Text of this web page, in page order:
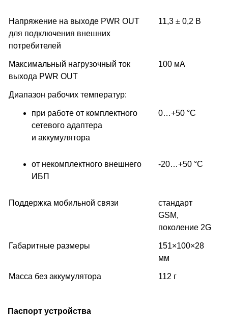
Напряжение на выходе PWR OUT
для подключения внешних
потребителей
11,3 ± 0,2 В
Максимальный нагрузочный ток
выхода PWR OUT
100 мА
Диапазон рабочих температур:
при работе от комплектного
сетевого адаптера
и аккумулятора
0…+50 °С
от некомплектного внешнего
ИБП
-20…+50 °С
Поддержка мобильной связи
стандарт
GSM,
поколение 2G
Габаритные размеры
151×100×28
мм
Масса без аккумулятора 112 г
Паспорт устройства